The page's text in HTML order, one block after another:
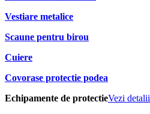
Vestiare metalice
Scaune pentru birou
Cuiere
Covorase protectie podea
Echipamente de protectieVezi detalii